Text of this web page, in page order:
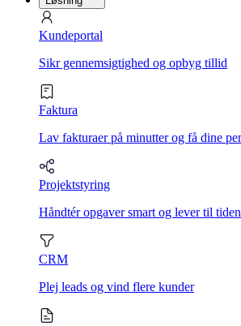
Kundeportal
Sikr gennemsigtighed og opbyg tillid
Faktura
Lav fakturaer på minutter og få dine
Projektstyring
Håndtér opgaver smart og lever til tiden
CRM
Plej leads og vind flere kunder